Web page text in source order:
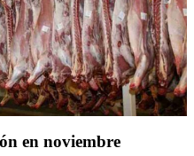
en noviembre